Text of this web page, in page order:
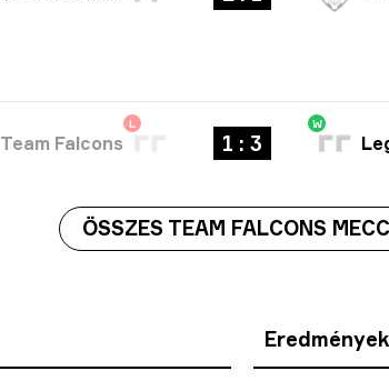
L
Team Falcons 1 : 3
W
ÖSSZES TEAM FALCONS
Eredmények